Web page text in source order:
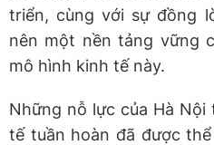
triển, cùng với sự đồng
nên một nền tảng vững
mô hình kinh tế này.
Những nỗ lực của Hà
tế tuần hoàn đã được